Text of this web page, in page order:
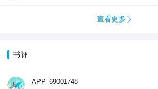
查看更多 
书评
APP_69001748